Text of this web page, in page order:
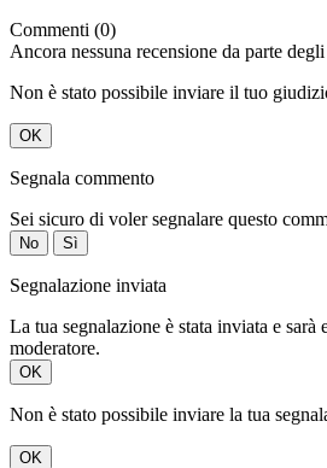
Commenti (0)
Ancora nessuna recensione da parte
Non è stato possibile inviare il tuo
OK
Segnala commento
Sei sicuro di voler segnalare questo
No Sì
Segnalazione inviata
La tua segnalazione è stata inviata e sarà
moderatore.
OK
Non è stato possibile inviare la tua
OK